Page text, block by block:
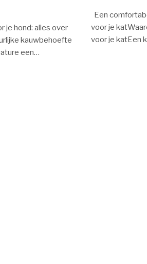
je hond: alles over
kauwbehoefte
een…
Een
voor je
voor je katEen